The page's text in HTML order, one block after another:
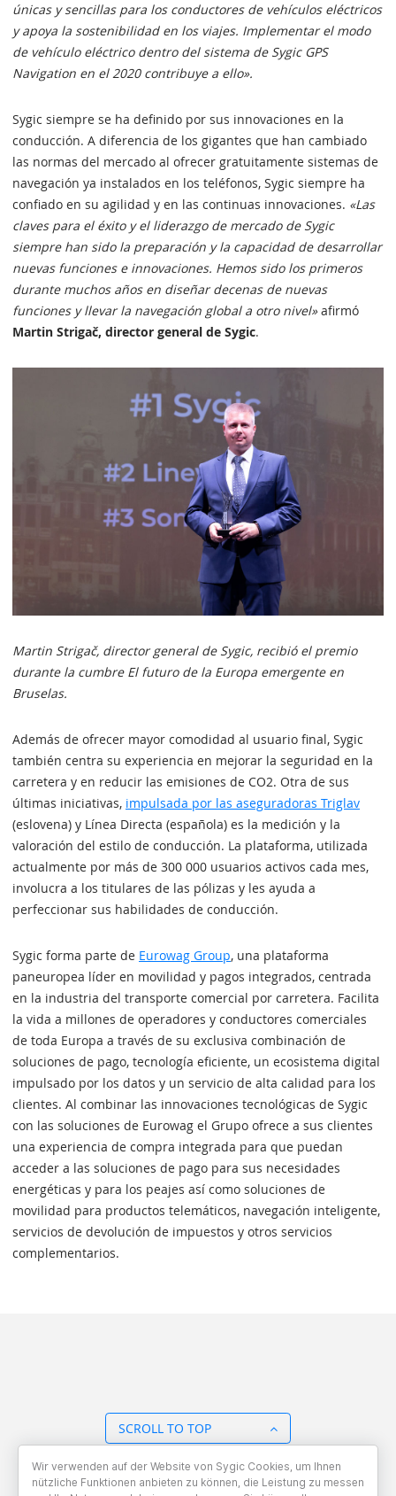
únicas y sencillas para los conductores de vehículos eléctricos
y apoya la sostenibilidad en los viajes. Implementar el modo
de vehículo eléctrico dentro del sistema de Sygic GPS
Navigation en el 2020 contribuye a ello».
Sygic siempre se ha definido por sus innovaciones en la
conducción. A diferencia de los gigantes que han cambiado
las normas del mercado al ofrecer gratuitamente sistemas de
navegación ya instalados en los teléfonos, Sygic siempre ha
confiado en su agilidad y en las continuas innovaciones. «Las
claves para el éxito y el liderazgo de mercado de Sygic
siempre han sido la preparación y la capacidad de desarrollar
nuevas funciones e innovaciones. Hemos sido los primeros
durante muchos años en diseñar decenas de nuevas
funciones y llevar la navegación global a otro nivel»afirmó
Martin Strigač, director general de Sygic.
Martin Strigač, director general de Sygic, recibió el premio
durante la cumbre El futuro de la Europa emergente en
Bruselas.
Además de ofrecer mayor comodidad al usuario final, Sygic
también centra su experiencia en mejorar la seguridad en la
carretera y en reducir las emisiones de CO2. Otra de sus
últimas iniciativas, impulsada por las aseguradoras Triglav
(eslovena) y Línea Directa (española) es la medición y la
valoración del estilo de conducción. La plataforma, utilizada
actualmente por más de 300 000 usuarios activos cada mes,
involucra a los titulares de las pólizas y les ayuda a
perfeccionar sus habilidades de conducción.
Sygic forma parte de Eurowag Group, una plataforma
paneuropea líder en movilidad y pagos integrados, centrada
en la industria del transporte comercial por carretera. Facilita
la vida a millones de operadores y conductores comerciales
de toda Europa a través de su exclusiva combinación de
soluciones de pago, tecnología eficiente, un ecosistema digital
impulsado por los datos y un servicio de alta calidad para los
clientes. Al combinar las innovaciones tecnológicas de Sygic
con las soluciones de Eurowag el Grupo ofrece a sus clientes
una experiencia de compra integrada para que puedan
acceder a las soluciones de pago para sus necesidades
energéticas y para los peajes así como soluciones de
movilidad para productos telemáticos, navegación inteligente,
servicios de devolución de impuestos y otros servicios
complementarios.
SCROLL TO TOP
BACK TO OVERVIEW
Wir verwenden auf der Website von Sygic Cookies, um Ihnen
nützliche Funktionen anbieten zu können, die Leistung zu messen